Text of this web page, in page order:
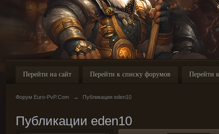
Перейти на сайт Перейти к списку форумов Перейти
Форум Euro-PvP.Com → Публикации eden10
Публикации eden10